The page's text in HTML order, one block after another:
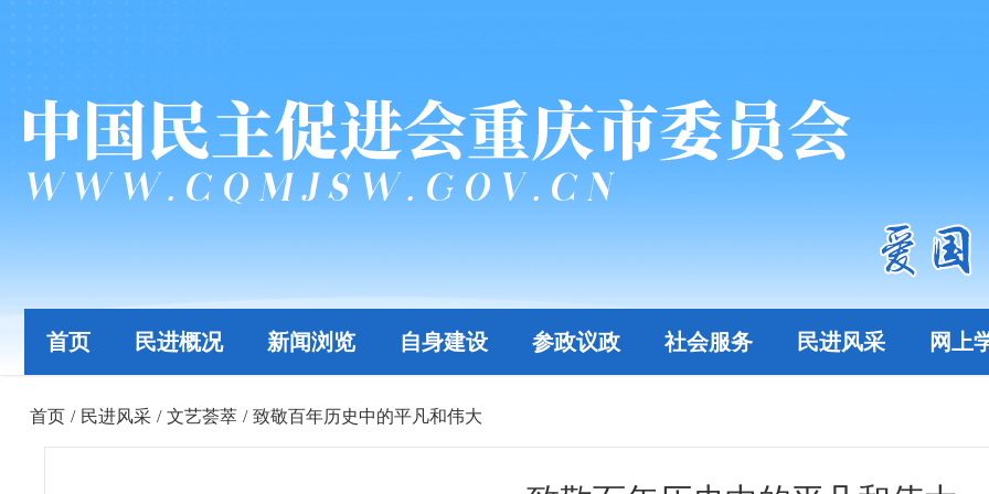
首页 民进概况 新闻浏览 自身建设 参政议政 社会服务 民进风采 网上
首页 / 民进风采 / 文艺荟萃 / 致敬百年历史中的平凡和伟大